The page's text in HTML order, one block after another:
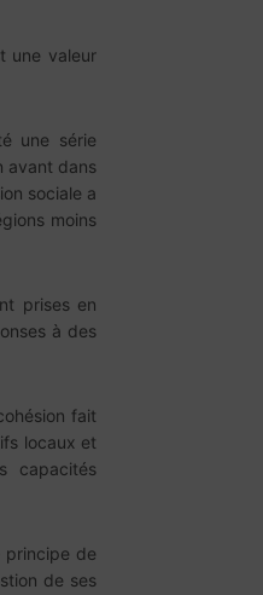
une valeur
une série
avant dans
sociale a
moins
prises en
à des
fait
locaux et
capacités
principe de
de ses